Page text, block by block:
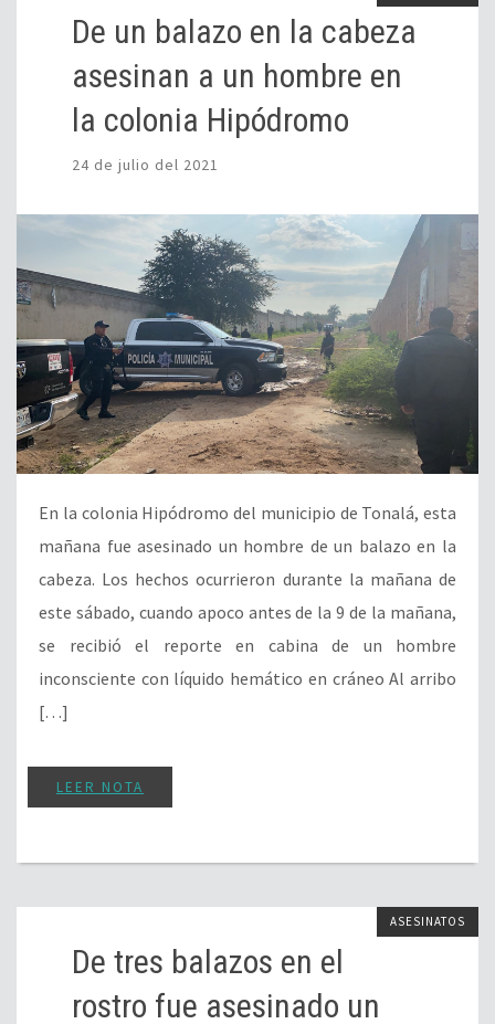
De un balazo en la cabeza
asesinan a un hombre en
la colonia Hipódromo
24 de julio del 2021
En la colonia Hipódromo del municipio de Tonalá, esta
mañana fue asesinado un hombre de un balazo en la
cabeza. Los hechos ocurrieron durante la mañana de
este sábado, cuando apoco antes de la 9 de la mañana,
se recibió el reporte en cabina de un hombre
inconsciente con líquido hemático en cráneo Al arribo
[…]
LEER NOTA
ASESINATOS
De tres balazos en el
rostro fue asesinado un